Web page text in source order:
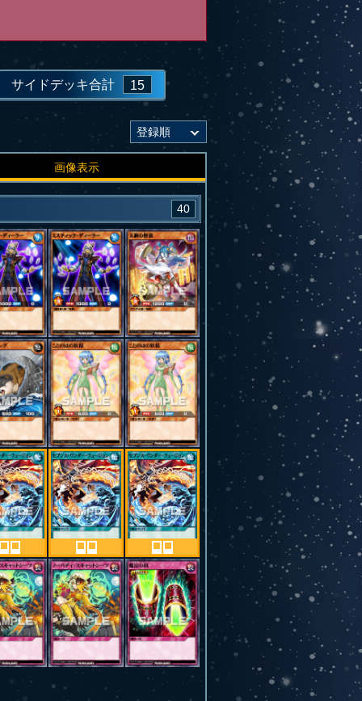
サイドデッキ合計 15
画像表示
40